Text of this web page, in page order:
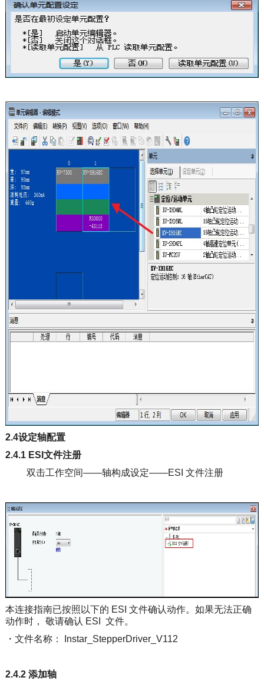
2.4设定轴配置
2.4.1 ESI文件注册
双击工作空间——轴构成设定——ESI 文件注册
本连接指南已按照以下的 ESI 文件确认动作。如果无法正确
动作时， 敬请确认 ESI 文件。
・文件名称： Instar_StepperDriver_V112
2.4.2 添加轴